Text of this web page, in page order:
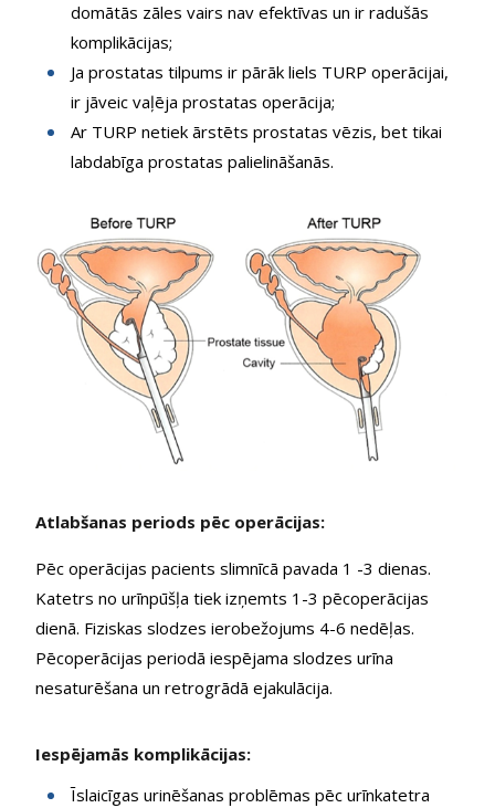
domātās zāles vairs nav efektīvas un ir radušās
komplikācijas;
Ja prostatas tilpums ir pārāk liels TURP operācijai,
ir jāveic vaļēja prostatas operācija;
Ar TURP netiek ārstēts prostatas vēzis, bet tikai
labdabīga prostatas palielināšanās.
Atlabšanas periods pēc operācijas:
Pēc operācijas pacients slimnīcā pavada 1 -3 dienas.
Katetrs no urīnpūšļa tiek izņemts 1-3 pēcoperācijas
dienā. Fiziskas slodzes ierobežojums 4-6 nedēļas.
Pēcoperācijas periodā iespējama slodzes urīna
nesaturēšana un retrogrādā ejakulācija.
Iespējamās komplikācijas:
Īslaicīgas urinēšanas problēmas pēc urīnkatetra